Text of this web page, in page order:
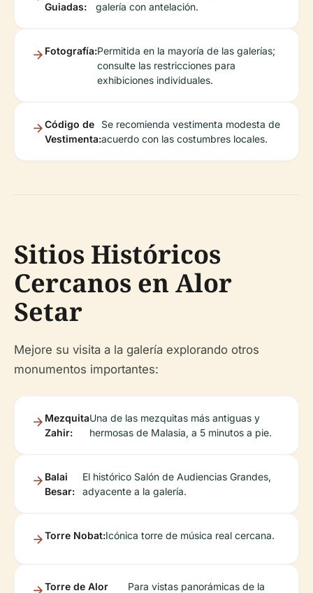
Guiadas:
galería con antelación.
Fotografía:Permitida en la mayoría de las galerías;
consulte las restricciones para
exhibiciones individuales.
Código de
Vestimenta:
Se recomienda vestimenta modesta de
acuerdo con las costumbres locales.
Sitios Históricos
Cercanos en Alor
Setar
Mejore su visita a la galería explorando otros
monumentos importantes:
Mezquita
Zahir:
Una de las mezquitas más antiguas y
hermosas de Malasia, a 5 minutos a pie.
Balai
Besar:
El histórico Salón de Audiencias Grandes,
adyacente a la galería.
Torre Nobat:Icónica torre de música real cercana.
Torre de Alor
Para vistas panorámicas de la